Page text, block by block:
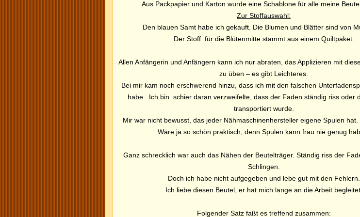
Aus Packpapier und Karton wurde eine Schablone für alle meine
Zur Stoffauswahl:
Den blauen Samt habe ich gekauft. Die Blumen und Blätter sind von
Der Stoff für die Blütenmitte stammt aus einem Quiltpaket.
Allen Anfängerin und Anfängern kann ich nur abraten, das Applizieren mit
zu üben – es gibt Leichteres.
Bei mir kam noch erschwerend hinzu, dass ich mit den falschen
habe. Ich bin schier daran verzweifelte, dass der Faden ständig riss oder
transportiert wurde.
Mir war nicht bewusst, das jeder Nähmaschinenhersteller eigene Spulen hat.
Wäre ja so schön praktisch, denn Spulen kann frau nie genug
Ganz schrecklich war auch das Nähen der Beutelträger. Ständig riss der
Schlingen.
Doch ich habe nicht aufgegeben und lebe gut mit den Fehlern.
Ich liebe diesen Beutel, er hat mich lange an die Arbeit begleitet.
Folgender Satz faßt es treffend zusammen: